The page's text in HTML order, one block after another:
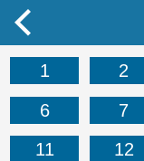
1 2
6
7
11
12